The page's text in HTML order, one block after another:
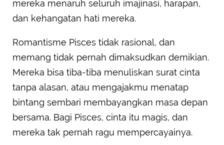
mereka menaruh seluruh imajinasi, harapan,
dan kehangatan hati mereka.
Romantisme Pisces tidak rasional, dan
memang tidak pernah dimaksudkan demikian.
Mereka bisa tiba-tiba menuliskan surat cinta
tanpa alasan, atau mengajakmu menatap
bintang sembari membayangkan masa depan
bersama. Bagi Pisces, cinta itu magis, dan
mereka tak pernah ragu mempercayainya.